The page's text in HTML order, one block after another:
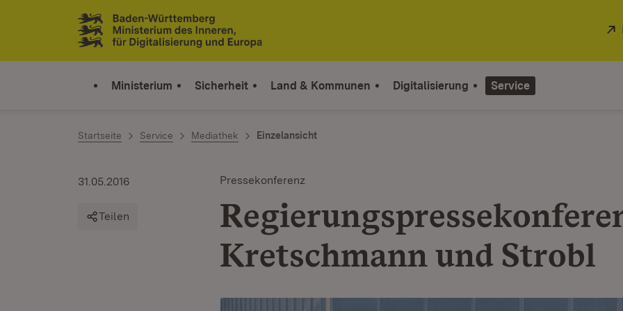
Zum Inhalt springen
Link zur Startseite
Ministerium Sicherheit Land & Kommunen Digitalisierung Service
Startseite Service Mediathek Einzelansicht
Pressekonferenz
Kretschmann und Strobl
31.05.2016
Teilen